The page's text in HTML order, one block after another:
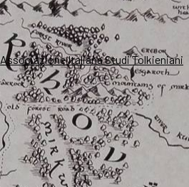
Associazione Italiana Studi Tolkieniani